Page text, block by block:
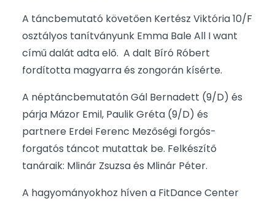
A táncbemutató követően Kertész Viktória 10/F
osztályos tanítványunk Emma Bale All I want
című dalát adta elő. A dalt Bíró Róbert
fordította magyarra és zongorán kísérte.
A néptáncbemutatón Gál Bernadett (9/D) és
párja Mázor Emil, Paulik Gréta (9/D) és
partnere Erdei Ferenc Mezőségi forgós-
forgatós táncot mutattak be. Felkészítő
tanáraik: Mlinár Zsuzsa és Mlinár Péter.
A hagyományokhoz híven a FitDance Center